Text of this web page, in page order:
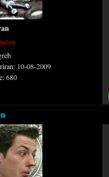
10-08-2009
680